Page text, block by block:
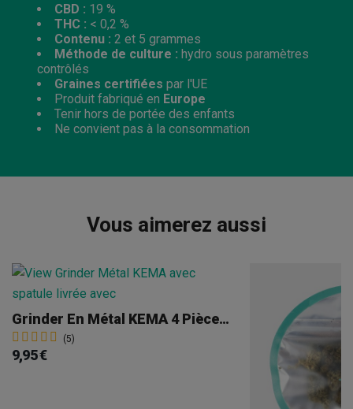
CBD : 19 %
THC : < 0,2 %
Contenu : 2 et 5 grammes
Méthode de culture : hydro sous paramètres
contrôlés
Graines certifiées par l'UE
Produit fabriqué en Europe
Tenir hors de portée des enfants
Ne convient pas à la consommation
Vous aimerez aussi
Grinder En Métal KEMA 4 Pièces 50 Mm
(5)
9,95 €